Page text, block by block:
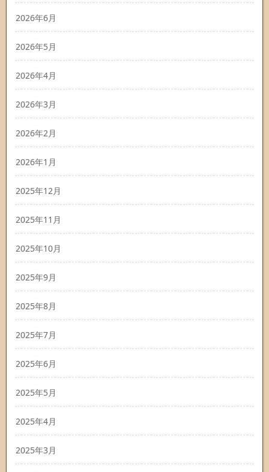
2026年6月
2026年5月
2026年4月
2026年3月
2026年2月
2026年1月
2025年12月
2025年11月
2025年10月
2025年9月
2025年8月
2025年7月
2025年6月
2025年5月
2025年4月
2025年3月